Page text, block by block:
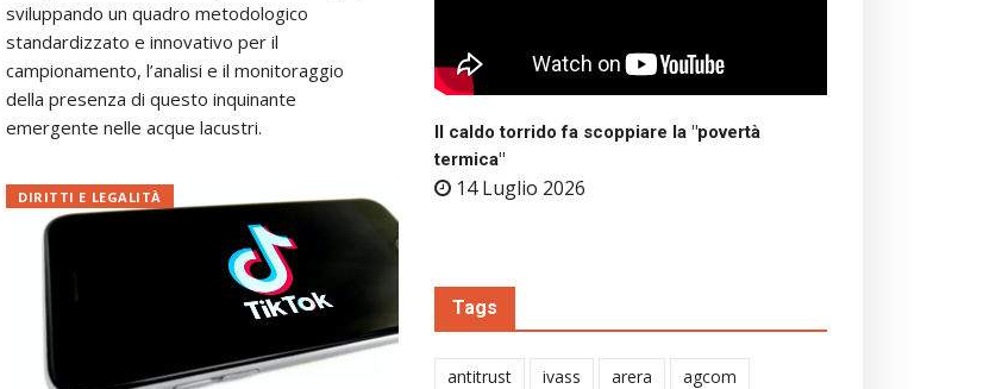
sviluppando un quadro metodologico
standardizzato e innovativo per il
campionamento, l’analisi e il monitoraggio
della presenza di questo inquinante
emergente nelle acque lacustri.
DIRITTI E LEGALITÀ
Il caldo torrido fa scoppiare la "povertà
termica"
14 Luglio 2026
Tags
antitrust ivass arera agcom